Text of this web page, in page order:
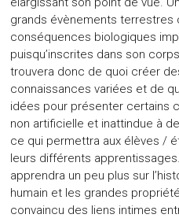
grands évènements terrestres
conséquences biologiques
puisqu’inscrites dans son
trouvera donc de quoi créer
connaissances variées et de
idées pour présenter certains
non artificielle et inattindue à
ce qui permettra aux élèves /
leurs différents
apprendra un peu plus sur
humain et les grandes
convaincu des liens intimes